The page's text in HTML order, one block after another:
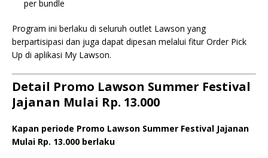
per bundle
Program ini berlaku di seluruh outlet Lawson yang
berpartisipasi dan juga dapat dipesan melalui fitur Order Pick
Up di aplikasi My Lawson.
Detail Promo Lawson Summer Festival
Jajanan Mulai Rp. 13.000
Kapan periode Promo Lawson Summer Festival Jajanan
Mulai Rp. 13.000 berlaku